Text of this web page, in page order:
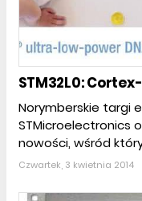
STM32L0:
Norymberskie targi
STMicroelectronics
nowości, wśród
Czwartek, 3 kwietnia 2014